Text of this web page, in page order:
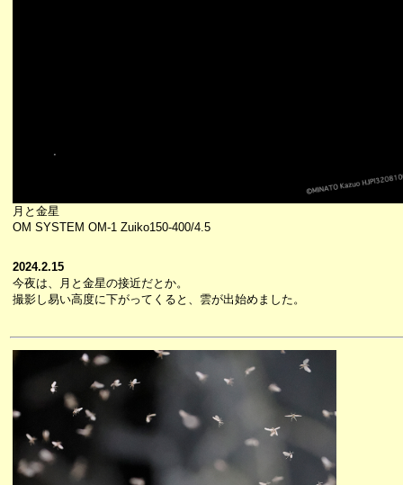
月と金星
OM SYSTEM OM-1 Zuiko150-400/4.5
2024.2.15
今夜は、月と金星の接近だとか。
撮影し易い高度に下がってくると、雲が出始めました。